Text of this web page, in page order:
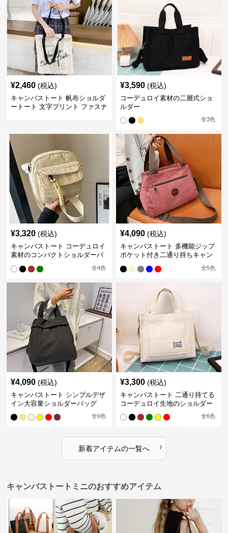
¥2,460 (税込)
キャンバストート 帆布ショルダ
ートート 文字プリント ファスナ
¥3,590 (税込)
コーデュロイ素材の二層式ショ
ルダー
全3色
¥3,320 (税込)
キャンバストート コーデュロイ
素材のコンパクトショルダーバ
全4色
¥4,090 (税込)
キャンバストート 多機能ジップ
ポケット付き二通り持ちキャン
全5色
¥4,090 (税込)
キャンバストート シンプルデザ
イン大容量ショルダーバッグ
全6色
¥3,300 (税込)
キャンバストート 二通り持てる
コーデュロイ生地のショルダー
全6色
新着アイテムの一覧へ ›
キャンバストートミニのおすすめアイテム